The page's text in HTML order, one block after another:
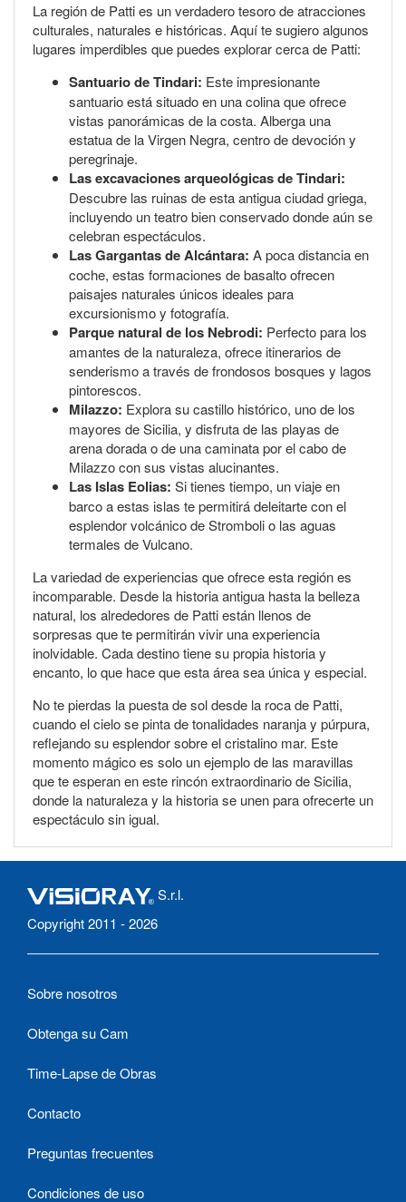
La región de Patti es un verdadero tesoro de atracciones
culturales, naturales e históricas. Aquí te sugiero algunos
lugares imperdibles que puedes explorar cerca de Patti:
Santuario de Tindari: Este impresionante
santuario está situado en una colina que ofrece
vistas panorámicas de la costa. Alberga una
estatua de la Virgen Negra, centro de devoción y
peregrinaje.
Las excavaciones arqueológicas de Tindari:
Descubre las ruinas de esta antigua ciudad griega,
incluyendo un teatro bien conservado donde aún se
celebran espectáculos.
Las Gargantas de Alcántara: A poca distancia en
coche, estas formaciones de basalto ofrecen
paisajes naturales únicos ideales para
excursionismo y fotografía.
Parque natural de los Nebrodi: Perfecto para los
amantes de la naturaleza, ofrece itinerarios de
senderismo a través de frondosos bosques y lagos
pintorescos.
Milazzo: Explora su castillo histórico, uno de los
mayores de Sicilia, y disfruta de las playas de
arena dorada o de una caminata por el cabo de
Milazzo con sus vistas alucinantes.
Las Islas Eolias: Si tienes tiempo, un viaje en
barco a estas islas te permitirá deleitarte con el
esplendor volcánico de Stromboli o las aguas
termales de Vulcano.
La variedad de experiencias que ofrece esta región es
incomparable. Desde la historia antigua hasta la belleza
natural, los alrededores de Patti están llenos de
sorpresas que te permitirán vivir una experiencia
inolvidable. Cada destino tiene su propia historia y
encanto, lo que hace que esta área sea única y especial.
No te pierdas la puesta de sol desde la roca de Patti,
cuando el cielo se pinta de tonalidades naranja y púrpura,
reflejando su esplendor sobre el cristalino mar. Este
momento mágico es solo un ejemplo de las maravillas
que te esperan en este rincón extraordinario de Sicilia,
donde la naturaleza y la historia se unen para ofrecerte un
espectáculo sin igual.
S.r.l.
Copyright 2011 - 2026
Sobre nosotros
Obtenga su Cam
Time-Lapse de Obras
Contacto
Preguntas frecuentes
Condiciones de uso